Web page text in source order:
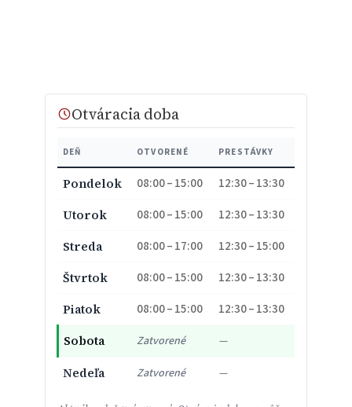
Otváracia doba
DEŇ OTVORENÉ PRESTÁVKY
Pondelok 08:00 – 15:00 12:30 – 13:30
Utorok 08:00 – 15:00 12:30 – 13:30
Streda 08:00 – 17:00 12:30 – 15:00
Štvrtok 08:00 – 15:00 12:30 – 13:30
Piatok 08:00 – 15:00 12:30 – 13:30
Sobota Zatvorené —
Nedeľa Zatvorené —